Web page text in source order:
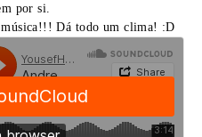
por si.
música!!! Dá todo um clima! :D